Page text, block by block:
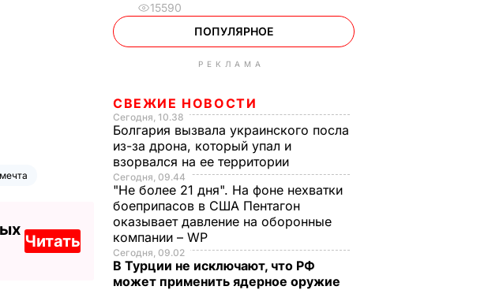
Читать
15590
ПОПУЛЯРНОЕ
РЕКЛАМА
СВЕЖИЕ НОВОСТИ
Сегодня, 10.38
Болгария вызвала украинского посла
из-за дрона, который упал и
взорвался на ее территории
Сегодня, 09.44
"Не более 21 дня". На фоне нехватки
боеприпасов в США Пентагон
оказывает давление на оборонные
компании – WP
Сегодня, 09.02
В Турции не исключают, что РФ
может применить ядерное оружие